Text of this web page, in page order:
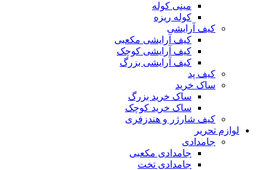
مینی کوله
کوله ریزه
کیف آرایشی
کیف آرایشی مکعبی
کیف آرایشی کوچک
کیف آرایشی بزرگ
کیف پد
ساک خرید
ساک خرید بزرگ
ساک خرید کوچک
کیف شارژر و هندزفری
لوازم تحریر
جامدادی
جامدادی مکعبی
جامدادی تخت